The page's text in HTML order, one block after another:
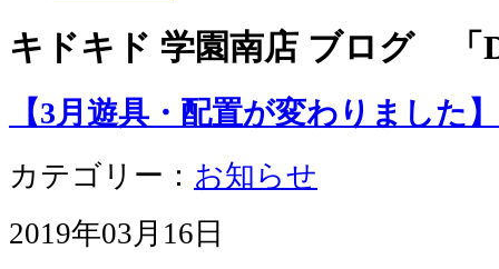
キドキド 学園南店 ブログ 「
【3月遊具・配置が変わりました】
カテゴリー： お知らせ
2019年03月16日